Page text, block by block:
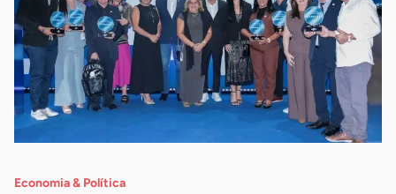
Economia & Política